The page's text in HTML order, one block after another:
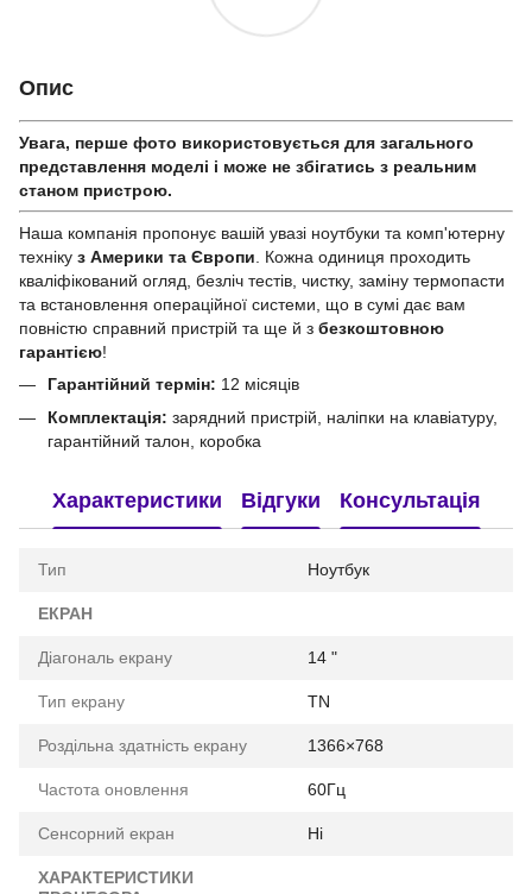
Опис
Увага, перше фото використовується для загального
представлення моделі і може не збігатись з реальним
станом приcтрою.
Наша компанія пропонує вашій увазі ноутбуки та комп'ютерну
техніку з Америки та Європи . Кожна одиниця проходить
кваліфікований огляд, безліч тестів, чистку, заміну термопасти
та встановлення операційної системи, що в сумі дає вам
повністю справний пристрій та ще й з безкоштовною
гарантією!
Гарантійний термін: 12 місяців
Комплектація: зарядний пристрій, наліпки на клавіатуру,
гарантійний талон, коробка
Характеристики Відгуки Консультація
Тип Ноутбук
ЕКРАН
Діагональ екрану 14 "
Тип екрану TN
Роздільна здатність екрану 1366×768
Частота оновлення 60Гц
Сенсорний екран Ні
ХАРАКТЕРИСТИКИ